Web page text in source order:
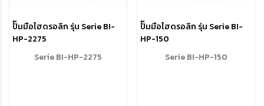
ปั๊มมือไฮดรอลิก รุ่น Serie BI-
HP-2275
Serie BI-HP-2275
ปั๊มมือไฮดรอลิก รุ่น Serie BI-
HP-150
Serie BI-HP-150